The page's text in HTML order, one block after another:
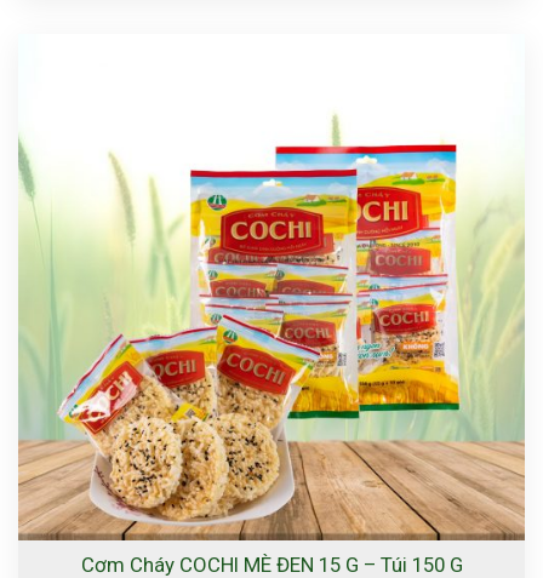
Cơm Cháy COCHI MÈ ĐEN 15 G – Túi 150 G